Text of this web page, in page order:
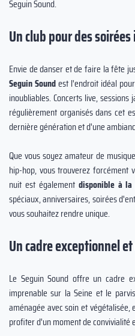
Seguin Sound.
Un club pour des
Envie de danser et de faire la fête
Seguin Soundest l'endroit idéal
inoubliables. Concerts live,
régulièrement organisés dans cet
dernière génération et d'une
Que vous soyez amateur de
hip-hop, vous trouverez forcément
nuit est également disponible à
spéciaux, anniversaires, soirées
vous souhaitez rendre unique.
Un cadre exceptionnel
Le Seguin Sound offre un cadre
imprenable sur la Seine et le
aménagée avec soin et
profiter d'un moment de convivialité